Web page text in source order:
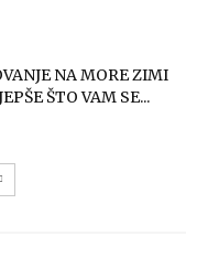
NA MORE ZIMI
ŠTO VAM SE...